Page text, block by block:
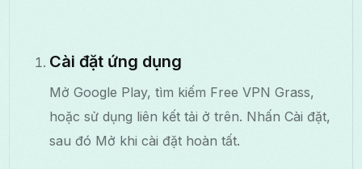
Cài đặt ứng dụng
Mở Google Play, tìm kiếm Free VPN Grass,
hoặc sử dụng liên kết tải ở trên. Nhấn Cài đặt,
sau đó Mở khi cài đặt hoàn tất.